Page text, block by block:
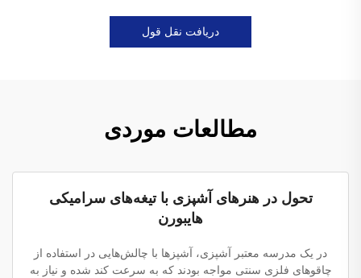
دریافت نقل قول
مطالعات موردی
تحول در هنرهای آشپزی با تیغه‌های سرامیکی
هایبورن
در یک مدرسه معتبر آشپزی، آشپزها با چالش‌هایی در استفاده از
چاقوهای فلزی سنتی مواجه بودند که به سرعت کند شده و نیاز به